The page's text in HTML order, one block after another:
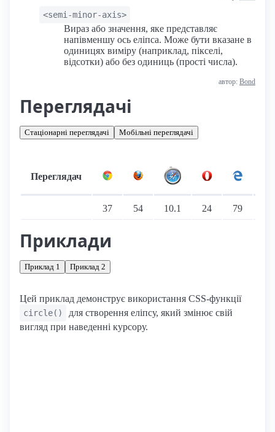
<semi-minor-axis>
Вираз або значення, яке представляє
напівменшу ось еліпса. Може бути вказане в
одиницях виміру (наприклад, пікселі,
відсотки) або без одиниць (прості числа).
автор: Bond
Переглядачі
Стаціонарні переглядачі Мобільні переглядачі
Переглядач
37 54 10.1 24 79
Приклади
Приклад 1 Приклад 2
Цей приклад демонструє використання CSS-функції
circle()
для створення еліпсу, який змінює свій
вигляд при наведенні курсору.